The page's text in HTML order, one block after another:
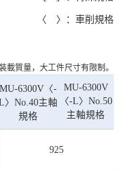
〈 〉：車削規格
質量，大工件尺寸有限制。
MU-6300V〈-
〉No.40主軸
規格
MU-6300V
〈-L〉No.50
主軸規格
925